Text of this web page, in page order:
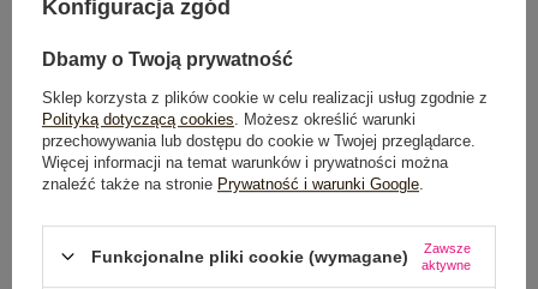
Dlaczego sukienki midi prawdopodobnie
pozostaną modne przez kolejne sezony?
Współczesna moda coraz mocniej odchodzi od bardzo
krótkotrwałych mikrotrendów i kieruje się w stronę bardziej
funkcjonalnych oraz ponadczasowych fasonów. Sukienki midi
idealnie wpisują się w ten trend.
uniwersalność
Konfiguracja zgód
Dbamy o Twoją prywatność
Sklep korzysta z plików cookie w celu realizacji usług zgodnie z
Polityką dotyczącą cookies . Możesz określić warunki
przechowywania lub dostępu do cookie w Twojej przeglądarce.
Więcej informacji na temat warunków i prywatności można
znaleźć także na stronie Prywatność i warunki Google
Funkcjonalne pliki cookie (wymagane)
Zawsze
aktywne